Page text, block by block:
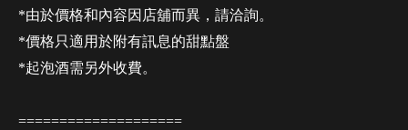
*由於價格和內容因店舖而異，請洽詢。
*價格只適用於附有訊息的甜點盤
*起泡酒需另外收費。
====================